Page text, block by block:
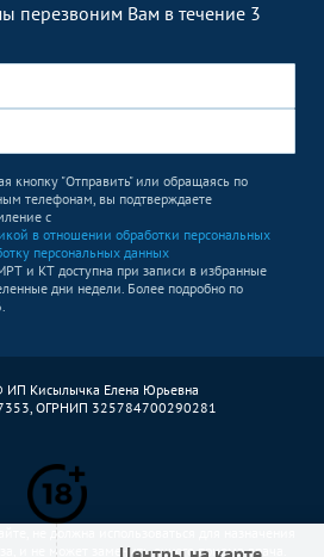
перезвоним Вам в течение 3
кнопку "Отправить" или обращаясь по
телефонам, вы подтверждаете
с
в отношении обработки персональных
персональных данных
и КТ доступна при записи в избранные
дни недели. Более подробно по
Кисылычка Елена Юрьевна
ОГРНИП 325784700290281
не должна использоваться для назначения
и не может заменить очного приема врача.